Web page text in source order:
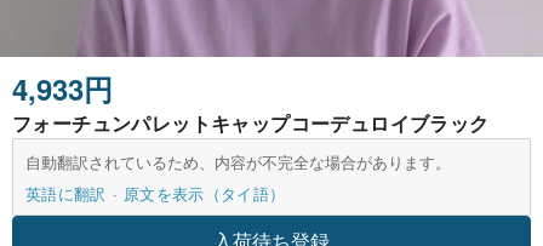
4,933円
フォーチュンパレットキャップコーデュロイブラック
自動翻訳されているため、内容が不完全な場合があります。
英語に翻訳
原文を表示（タイ語）